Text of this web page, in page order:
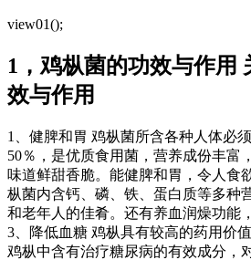
view01();
1，鸡枞菌的功效与作用
效与作用
1、健脾和胃 鸡枞菌所含各种人体必
50％，是优质食用菌，营养成份丰富
味道鲜甜香脆。能健脾和胃，令人食
枞菌内含钙、磷、铁、蛋白质等多种
和老年人的佳肴。还有养血润燥功能
3、降低血糖 鸡枞具有较高的药用价
鸡枞中含有治疗糖尿病的有效成分，